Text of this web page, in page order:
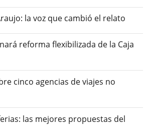
la voz que cambió el relato
reforma flexibilizada de la Caja
cinco agencias de viajes no
las mejores propuestas del